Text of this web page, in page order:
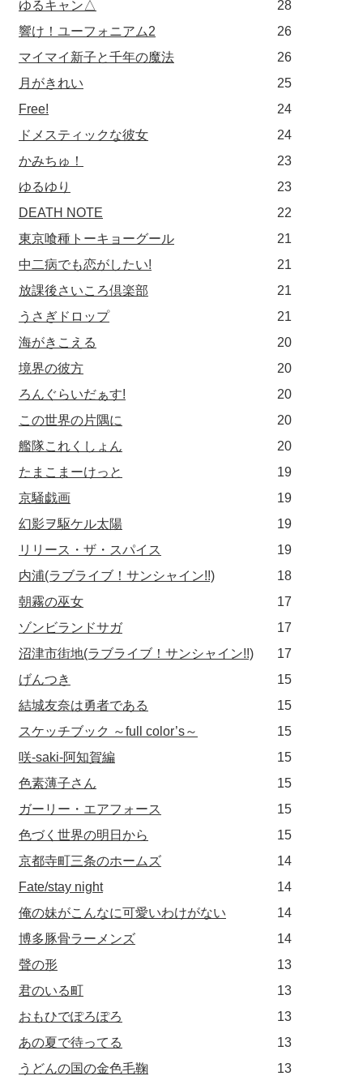
ゆるキャン△
28
響け！ユーフォニアム2
26
マイマイ新子と千年の魔法
26
月がきれい
25
Free!
24
ドメスティックな彼女
24
かみちゅ！
23
ゆるゆり
23
DEATH NOTE
22
東京喰種トーキョーグール
21
中二病でも恋がしたい!
21
放課後さいころ倶楽部
21
うさぎドロップ
21
海がきこえる
20
境界の彼方
20
ろんぐらいだぁす!
20
この世界の片隅に
20
艦隊これくしょん
20
たまこまーけっと
19
京騒戯画
19
幻影ヲ駆ケル太陽
19
リリース・ザ・スパイス
19
内浦(ラブライブ！サンシャイン!!)
18
朝霧の巫女
17
ゾンビランドサガ
17
沼津市街地(ラブライブ！サンシャイン!!)
17
げんつき
15
結城友奈は勇者である
15
スケッチブック ～full color’s～
15
咲-saki-阿知賀編
15
色素薄子さん
15
ガーリー・エアフォース
15
色づく世界の明日から
15
京都寺町三条のホームズ
14
Fate/stay night
14
俺の妹がこんなに可愛いわけがない
14
博多豚骨ラーメンズ
14
聲の形
13
君のいる町
13
おもひでぽろぽろ
13
あの夏で待ってる
13
うどんの国の金色毛鞠
13